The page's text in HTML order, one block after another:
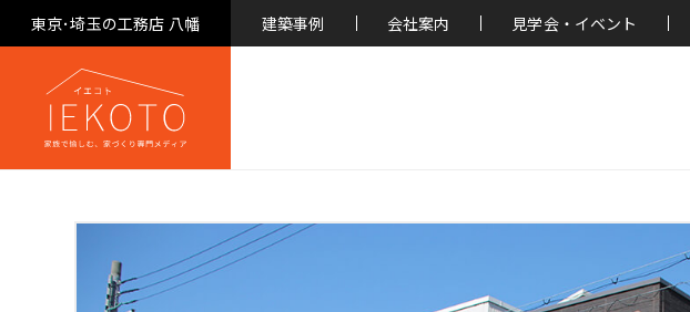
東京･埼玉の工務店 八幡 建築事例 会社案内 見学会・イベント